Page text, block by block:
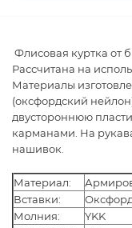
Флисовая куртка от
Рассчитана на
Материалы
(оксфордский
двустороннюю
карманами. На
нашивок.
Материал:
Вставки:
Молния:
YKK